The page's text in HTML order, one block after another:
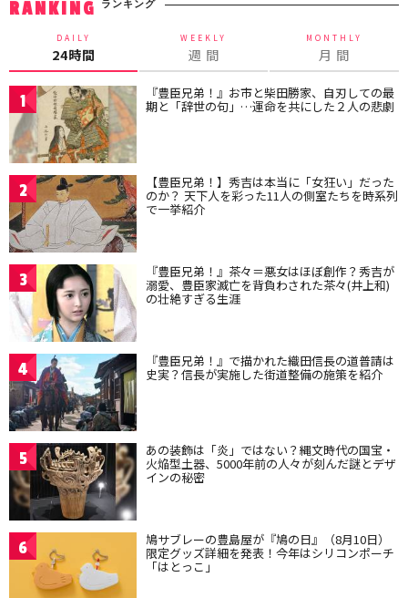
RANKING ランキング
DAILY
24時間
WEEKLY
週 間
MONTHLY
月 間
1 『豊臣兄弟！』お市と柴田勝家、自刃しての最
期と「辞世の句」…運命を共にした２人の悲劇
2 【豊臣兄弟！】秀吉は本当に「女狂い」だった
のか？ 天下人を彩った11人の側室たちを時系列
で一挙紹介
3 『豊臣兄弟！』茶々＝悪女はほぼ創作？秀吉が
溺愛、豊臣家滅亡を背負わされた茶々(井上和)
の壮絶すぎる生涯
4 『豊臣兄弟！』で描かれた織田信長の道普請は
史実？信長が実施した街道整備の施策を紹介
5 あの装飾は「炎」ではない？縄文時代の国宝・
火焔型土器、5000年前の人々が刻んだ謎とデザ
インの秘密
6 鳩サブレーの豊島屋が『鳩の日』（8月10日）
限定グッズ詳細を発表！今年はシリコンポーチ
「はとっこ」